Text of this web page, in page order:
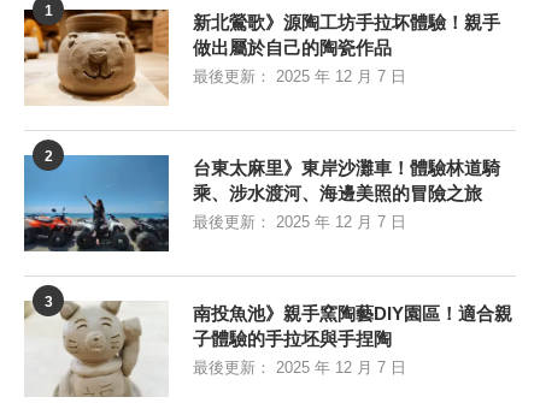
1
新北鶯歌》源陶工坊手拉坏體驗！親手
做出屬於自己的陶瓷作品
最後更新： 2025 年 12 月 7 日
2
台東太麻里》東岸沙灘車！體驗林道騎
乘、涉水渡河、海邊美照的冒險之旅
最後更新： 2025 年 12 月 7 日
3
南投魚池》親手窯陶藝DIY園區！適合親
子體驗的手拉坯與手捏陶
最後更新： 2025 年 12 月 7 日